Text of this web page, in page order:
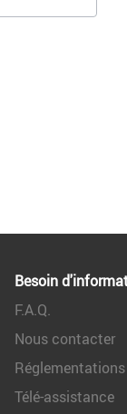
Besoin
F.A.Q.
Nous contacter
Réglementations
Télé-assistance